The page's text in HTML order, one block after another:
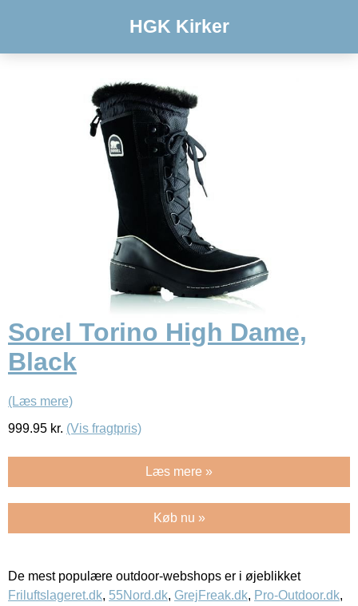
HGK Kirker
Sorel Torino High Dame,
Black
(Læs mere)
999.95 kr. (Vis fragtpris)
Læs mere »
Køb nu »
De mest populære outdoor-webshops er i øjeblikket
Friluftslageret.dk, 55Nord.dk, GrejFreak.dk, Pro-Outdoor.dk,